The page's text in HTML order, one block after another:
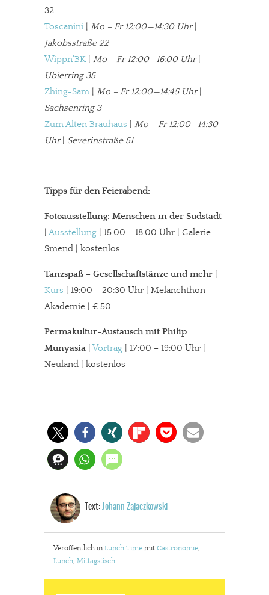
32
Toscanini
Mo – Fr 12:00—14:30 Uhr|
Jakobsstraße 22
Wippn’BK
Mo – Fr 12:00—16:00 Uhr|
Ubierring 35
Zhing-Sam
Mo – Fr 12:00—14:45 Uhr|
Sachsenring 3
Zum Alten Brauhaus
Mo – Fr 12:00—14:30
Uhr| Severinstraße 51
Tipps für den Feierabend:
Fotoausstellung: Menschen in der Südstadt
|Ausstellung | 15:00 – 18:00 Uhr | Galerie
Smend | kostenlos
Tanzspaß – Gesellschaftstänze und mehr
Kurs | 19:00 – 20:30 Uhr | Melanchthon-
Akademie | € 50
Permakultur-Austausch mit Philip
Munyasia
Vortrag | 17:00 – 19:00 Uhr |
Neuland | kostenlos
Text: Johann Zajaczkowski
Veröffentlich in Lunch Time mit Gastronomie,
Lunch, Mittagstisch